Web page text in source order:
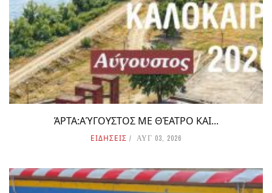
ΆΡΤΑ:ΑΎΓΟΥΣΤΟΣ ΜΕ ΘΈΑΤΡΟ ΚΑΙ...
ΕΙΔΗΣΕΙΣ ΑΥΓ 03, 2026